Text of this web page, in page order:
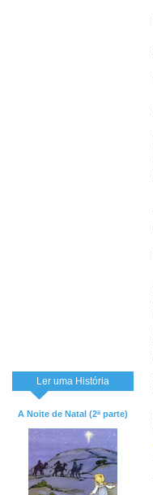
Ler uma História
A Noite de Natal (2ª parte)